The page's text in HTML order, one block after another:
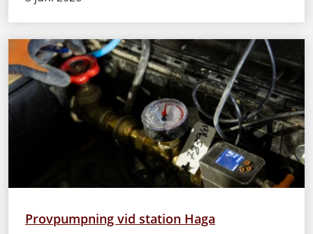
Provpumpning vid station Haga